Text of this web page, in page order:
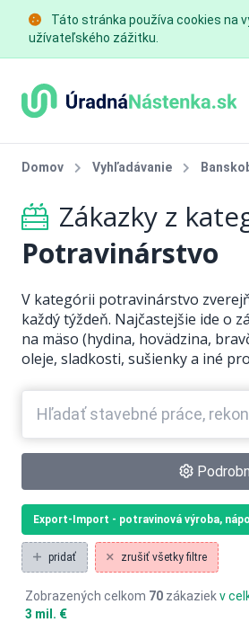
Táto stránka používa cookies na
užívateľského zážitku.
Domov Vyhľadávanie
Zákazky z
Potravinárstvo
V kategórii potravinárstvo
každý týždeň. Najčastejšie ide o
na mäso (hydina, hovädzina,
oleje, sladkosti, sušienky a iné
Export-Import - potravinová výroba,
pridať zrušiť všetky filtre
Zobrazených celkom 70 zákaziekv
3 mil. €